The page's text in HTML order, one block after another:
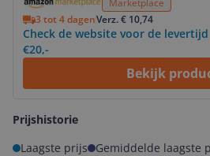
Marketplace
3 tot 4 dagenVerz. € 10,74
Check de website voor de
€20,-
Bekijk
Prijshistorie
Laagste prijs
Gemiddelde laagste